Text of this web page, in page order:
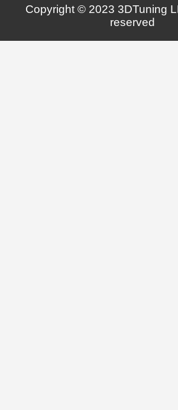
Copyright © 2023 3DTuning
reserved